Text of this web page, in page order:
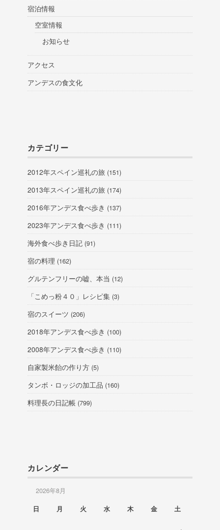
宿泊情報
空室情報
お知らせ
アクセス
アンデスの食文化
カテゴリー
2012年スペイン巡礼の旅 (151)
2013年スペイン巡礼の旅 (174)
2016年アンデス食べ歩き (137)
2023年アンデス食べ歩き (111)
海外食べ歩き日記 (91)
宿の料理 (162)
グルテンフリーの嘘、本当 (12)
「こめっ粉４０」レシピ集 (3)
宿のスイーツ (206)
2018年アンデス食べ歩き (100)
2008年アンデス食べ歩き (110)
自家製米飴の作り方 (5)
タンボ・ロッジの加工品 (160)
料理長の日記帳 (799)
カレンダー
2026年8月
日 月 火 水 木 金 土